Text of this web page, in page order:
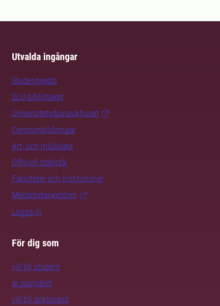
Utvalda ingångar
Studentwebb
SLU-biblioteket
Universitetsdjursjukhuset
Centrumbildningar
Art- och miljödata
Officiell statistik
Fakulteter och institutioner
Medarbetarwebben
Logga in
För dig som
vill bli student
är journalist
vill bli doktorand